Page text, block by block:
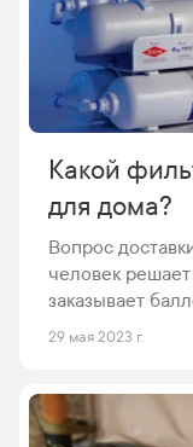
Какой
для дома?
Вопрос
человек
заказывает
закупает их в
обеспечить
качества,
29 мая 2023 г.